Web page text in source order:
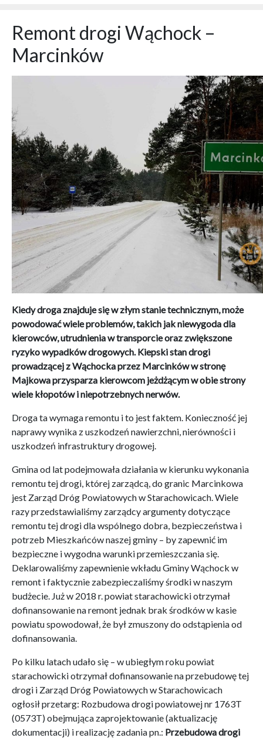
Remont drogi Wąchock –
Marcinków
Kiedy droga znajduje się w złym stanie technicznym, może
powodować wiele problemów, takich jak niewygoda dla
kierowców, utrudnienia w transporcie oraz zwiększone
ryzyko wypadków drogowych. Kiepski stan drogi
prowadzącej z Wąchocka przez Marcinków w stronę
Majkowa przysparza kierowcom jeżdżącym w obie strony
wiele kłopotów i niepotrzebnych nerwów.
Droga ta wymaga remontu i to jest faktem. Konieczność jej
naprawy wynika z uszkodzeń nawierzchni, nierówności i
uszkodzeń infrastruktury drogowej.
Gmina od lat podejmowała działania w kierunku wykonania
remontu tej drogi, której zarządcą, do granic Marcinkowa
jest Zarząd Dróg Powiatowych w Starachowicach. Wiele
razy przedstawialiśmy zarządcy argumenty dotyczące
remontu tej drogi dla wspólnego dobra, bezpieczeństwa i
potrzeb Mieszkańców naszej gminy – by zapewnić im
bezpieczne i wygodna warunki przemieszczania się.
Deklarowaliśmy zapewnienie wkładu Gminy Wąchock w
remont i faktycznie zabezpieczaliśmy środki w naszym
budżecie. Już w 2018 r. powiat starachowicki otrzymał
dofinansowanie na remont jednak brak środków w kasie
powiatu spowodował, że był zmuszony do odstąpienia od
dofinansowania.
Po kilku latach udało się – w ubiegłym roku powiat
starachowicki otrzymał dofinansowanie na przebudowę tej
drogi i Zarząd Dróg Powiatowych w Starachowicach
ogłosił przetarg: Rozbudowa drogi powiatowej nr 1763T
(0573T) obejmująca zaprojektowanie (aktualizację
dokumentacji) i realizację zadania pn.: Przebudowa drogi